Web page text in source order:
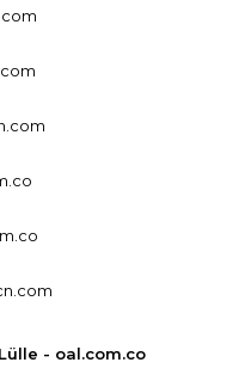
- oal.com.co